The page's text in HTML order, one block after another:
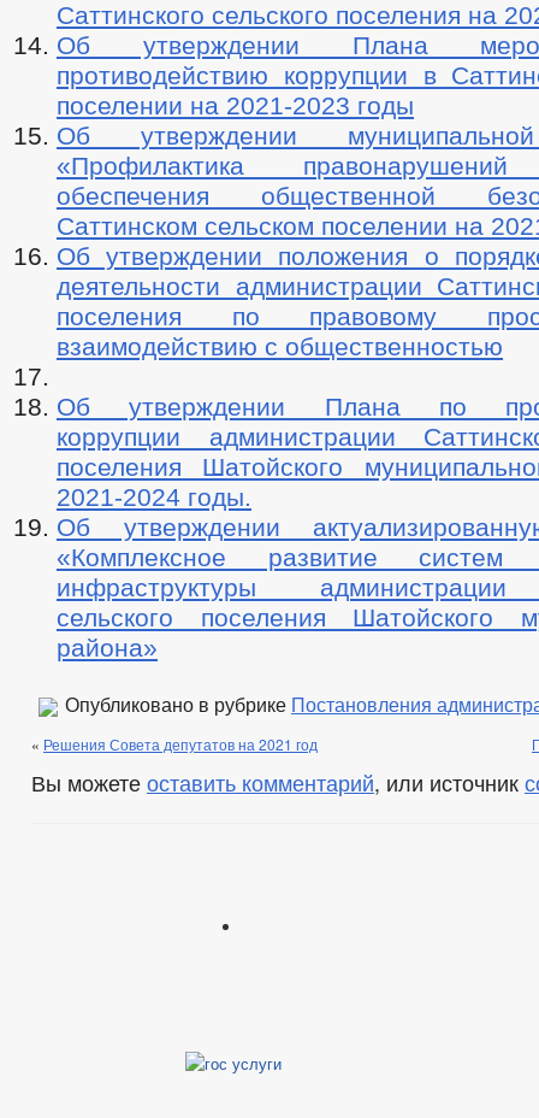
Саттинского сельского поселения на
Об утверждении Плана
противодействию коррупции в
поселении на 2021-2023 годы
Об утверждении
«Профилактика
обеспечения общественной
Саттинском сельском поселении на
Об утверждении положения о
деятельности администрации
поселения по правовому
взаимодействию с общественностью
Об утверждении Плана по
коррупции администрации
поселения Шатойского
2021-2024 годы.
Об утверждении
«Комплексное развитие систем
инфраструктуры администрации
сельского поселения Шатойского
района»
Опубликовано в рубрике Постановления
« Решения Совета депутатов на 2021 год
Вы можете оставить комментарий, или источник